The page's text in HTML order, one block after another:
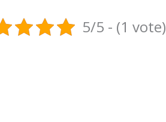
5/5 - (1 vote)